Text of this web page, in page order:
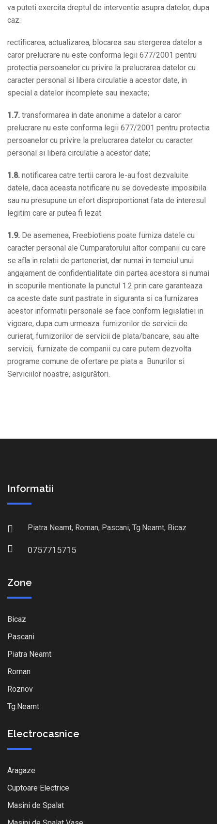
va puteti exercita dreptul de interventie asupra datelor, dupa
caz:
rectificarea, actualizarea, blocarea sau stergerea datelor a
caror prelucrare nu este conforma legii 677/2001 pentru
protectia persoanelor cu privire la prelucrarea datelor cu
caracter personal si libera circulatie a acestor date, in
special a datelor incomplete sau inexacte;
1.7. transformarea in date anonime a datelor a caror
prelucrare nu este conforma legii 677/2001 pentru protectia
persoanelor cu privire la prelucrarea datelor cu caracter
personal si libera circulatie a acestor date;
1.8. notificarea catre tertii carora le-au fost dezvaluite
datele, daca aceasta notificare nu se dovedeste imposibila
sau nu presupune un efort disproportionat fata de interesul
legitim care ar putea fi lezat.
1.9. De asemenea, Freebiotiens poate furniza datele cu
caracter personal ale Cumparatorului altor companii cu care
se afla in relatii de parteneriat, dar numai in temeiul unui
angajament de confidentialitate din partea acestora si numai
in scopurile mentionate la punctul 1.2 prin care garanteaza
ca aceste date sunt pastrate in siguranta si ca furnizarea
acestor informatii personale se face conform legislatiei in
vigoare, dupa cum urmeaza: furnizorilor de servicii de
curierat, furnizorilor de servicii de plata/bancare, sau alte
servicii, furnizate de companii cu care putem dezvolta
programe comune de ofertare pe piata a Bunurilor si
Serviciilor noastre, asigurători.
Informatii
Piatra Neamt, Roman, Pascani, Tg.Neamt, Bicaz
0757715715
Zone
Bicaz
Pascani
Piatra Neamt
Roman
Roznov
Tg.Neamt
Electrocasnice
Aragaze
Cuptoare Electrice
Masini de Spalat